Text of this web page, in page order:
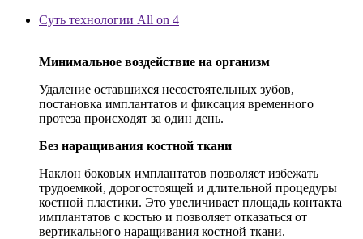
Суть технологии All on 4
Минимальное воздействие на организм
Удаление оставшихся несостоятельных зубов,
постановка имплантатов и фиксация временного
протеза происходят за один день.
Без наращивания костной ткани
Наклон боковых имплантатов позволяет избежать
трудоемкой, дорогостоящей и длительной процедуры
костной пластики. Это увеличивает площадь контакта
имплантатов с костью и позволяет отказаться от
вертикального наращивания костной ткани.